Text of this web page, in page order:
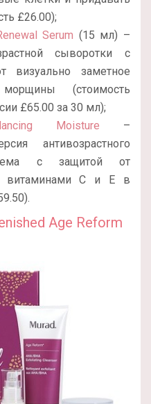
£26.00);
Serum (15 мл) –
сыворотки с
визуально заметное
(стоимость
£65.00 за 30 мл);
Moisture –
антивозрастного
с защитой от
витаминами С и Е в
Age Reform